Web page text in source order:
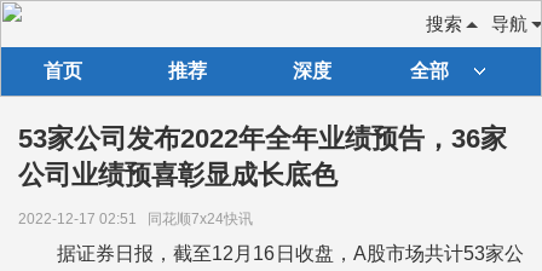
导航
搜索
首页 推荐 深度 全部
53家公司发布2022年全年业绩预告，36家
公司业绩预喜彰显成长底色
2022-12-17 02:51 同花顺7x24快讯
据证券日报，截至12月16日收盘，A股市场共计53家公